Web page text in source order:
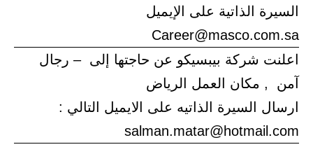
السيرة الذاتية على الإيميل
Career@masco.com.sa
اعلنت شركة بيبسيكو عن حاجتها إلى – رجال
آمن , مكان العمل الرياض
ارسال السيرة الذاتيه على الايميل التالي :
salman.matar@hotmail.com